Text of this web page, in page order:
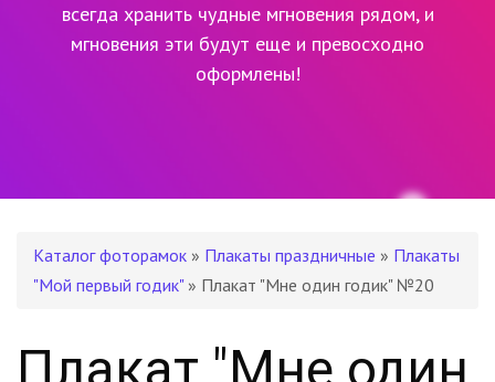
всегда хранить чудные мгновения рядом, и
мгновения эти будут еще и превосходно
оформлены!
Каталог фоторамок » Плакаты праздничные » Плакаты
"Мой первый годик"» Плакат "Мне один годик" №20
Плакат "Мне один